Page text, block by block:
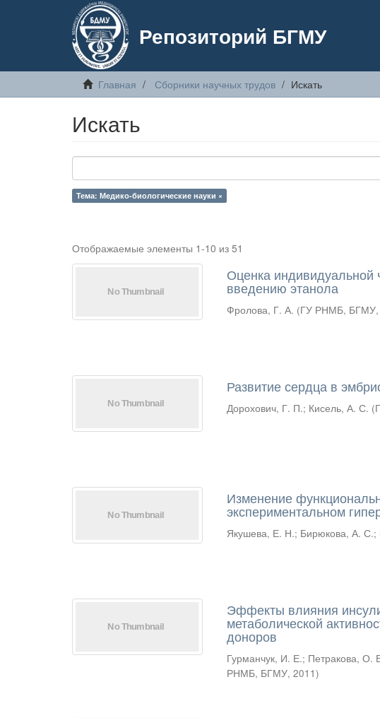
Репозиторий БГМУ
Главная Сборники научных трудов Искать
Искать
Тема: Медико-биологические науки ×
Отображаемые элементы 1-10 из 51
Оценка индивидуальной
введению этанола
Фролова, Г. А. (ГУ РНМБ, БГМУ
Развитие сердца в
Дорохович, Г. П.; Кисель, А. С. (
Изменение
экспериментальном
Якушева, Е. Н.; Бирюкова, А. С.;
Эффекты влияния
метаболической
доноров
Гурманчук, И. Е.; Петракова, О.
РНМБ, БГМУ,2011)